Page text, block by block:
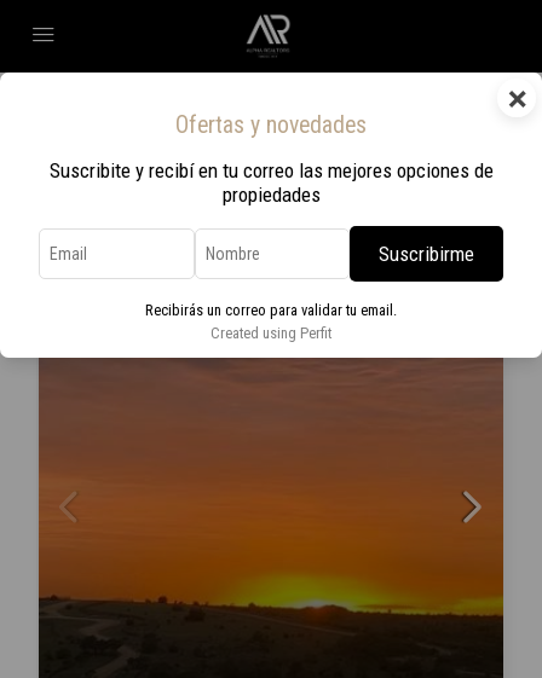
×
Ofertas y novedades
Suscribite y recibí en tu correo las mejores opciones de
propiedades
Suscribirme
Recibirás un correo para validar tu email.
Created using Perfit
2 Propiedades
Orden por defecto